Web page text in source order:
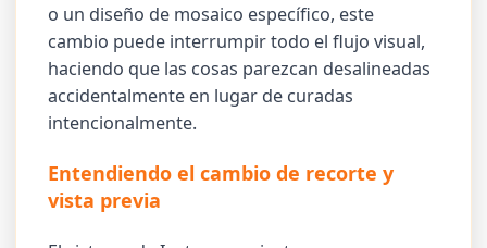
o un diseño de mosaico específico, este
cambio puede interrumpir todo el flujo visual,
haciendo que las cosas parezcan desalineadas
accidentalmente en lugar de curadas
intencionalmente.
Entendiendo el cambio de recorte y
vista previa